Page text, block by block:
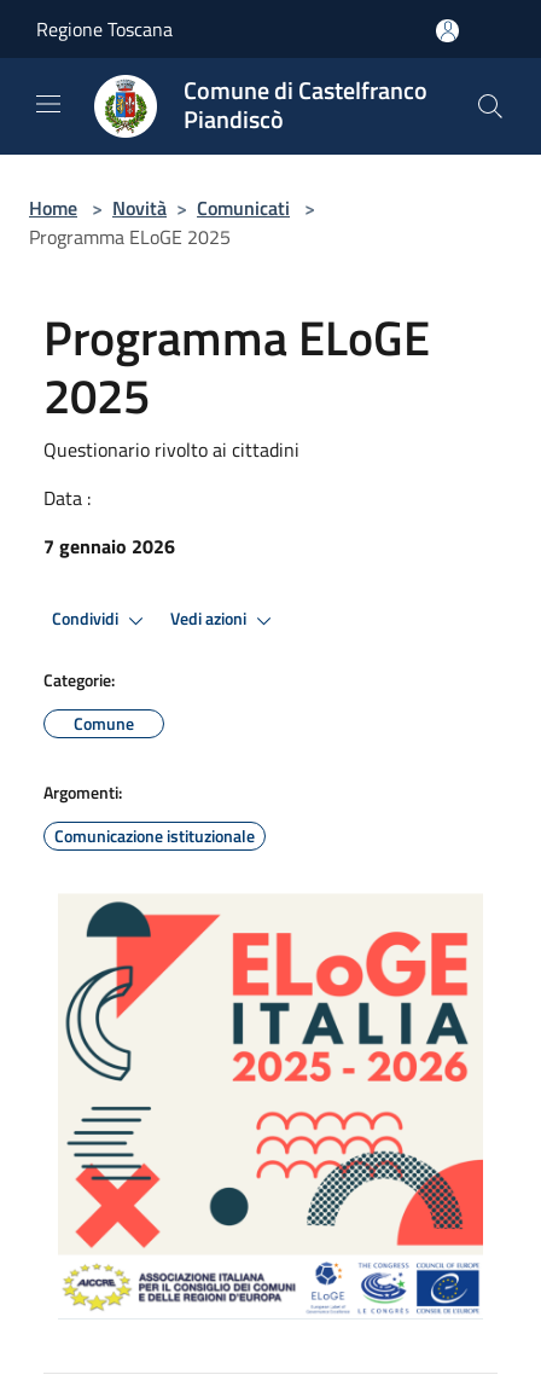
Regione Toscana
Comune di Castelfranco
Piandiscò
Home > Novità > Comunicati >
Programma ELoGE 2025
Programma ELoGE
2025
Questionario rivolto ai cittadini
Data :
7 gennaio 2026
Condividi Vedi azioni
Categorie:
Comune
Argomenti:
Comunicazione istituzionale